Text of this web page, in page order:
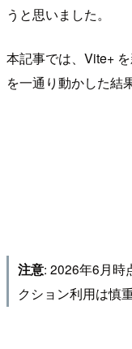
うと思いました。
本記事では、Vite+
を一通り動かした結
注意: 2026年6月時
クション利用は慎